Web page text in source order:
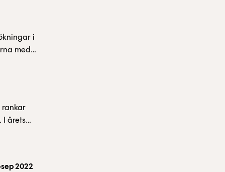
i
med
rankar
I årets
att
2022